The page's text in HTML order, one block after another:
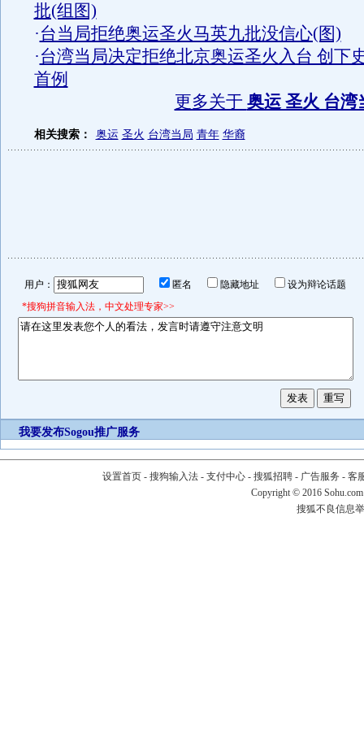
批(组图)
·台当局拒绝奥运圣火马英九批没信心(图)
·台湾当局决定拒绝北京奥运圣火入台 创下
首例
更多关于 奥运 圣火 台湾
相关搜索： 奥运 圣火 台湾当局 青年 华裔
用户： 匿名 隐藏地址
设为辩论话题
*搜狗拼音输入法，中文处理专家>>
我要发布Sogou推广服务
设置首页- 搜狗输入法- 支付中心- 搜狐招聘- 广告服务 - 客
Copyright © 2016
搜狐不良信息